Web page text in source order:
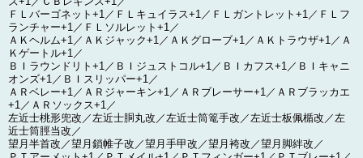
ＦＬバーゴネット+1／ＦＬキュイラス+1／ＦＬガントレット+1／ＦＬフ
ランチャー+1／ＦＬソルレット+1／
ＡＫヘルム+1／ＡＫジャック+1／ＡＫグローブ+1／ＡＫトラウザ+1／Ａ
Ｋゲートル+1／
ＢＩラウンドリト+1／ＢＩジュストコル+1／ＢＩカフス+1／ＢＩキャニ
オンズ+1／ＢＩスリッパー+1／
ＡＲベレー+1／ＡＲジャーキン+1／ＡＲブレーサー+1／ＡＲブラッカエ
+1／ＡＲソックス+1／
左近士桃形兜改／左近士胴丸改／左近士筒篭手改／左近士板佩楯改／左
近士筒脛当改／
望月半首改／望月鎖帷子改／望月手甲改／望月袴改／望月脚絆改／